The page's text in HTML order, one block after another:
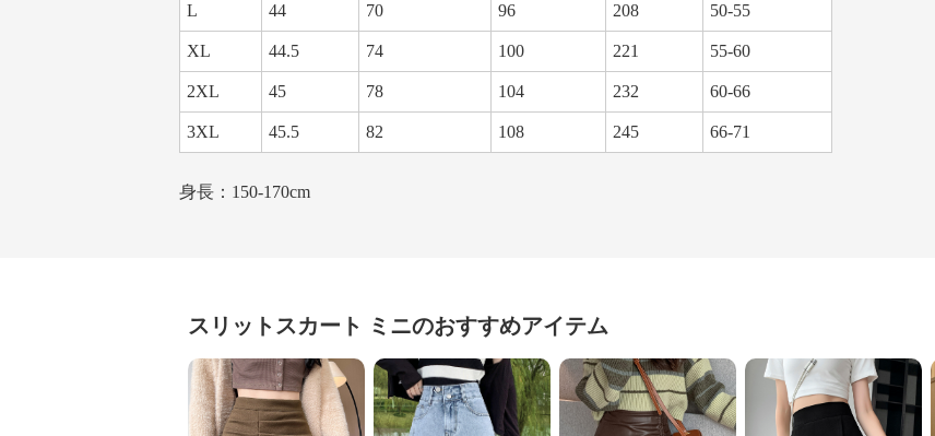
L 44 70 96 208 50-55
XL 44.5 74 100 221 55-60
2XL 45 78 104 232 60-66
3XL 45.5 82 108 245 66-71
身長：150-170cm
スリットスカート ミニのおすすめアイテム